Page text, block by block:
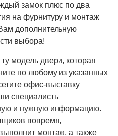
замок плюс по два
на фурнитуру и монтаж
дополнительную
выбора!
модель двери, которая
по любому из указанных
офис-выставку
специалисты
и нужную информацию.
вовремя,
монтаж, а также